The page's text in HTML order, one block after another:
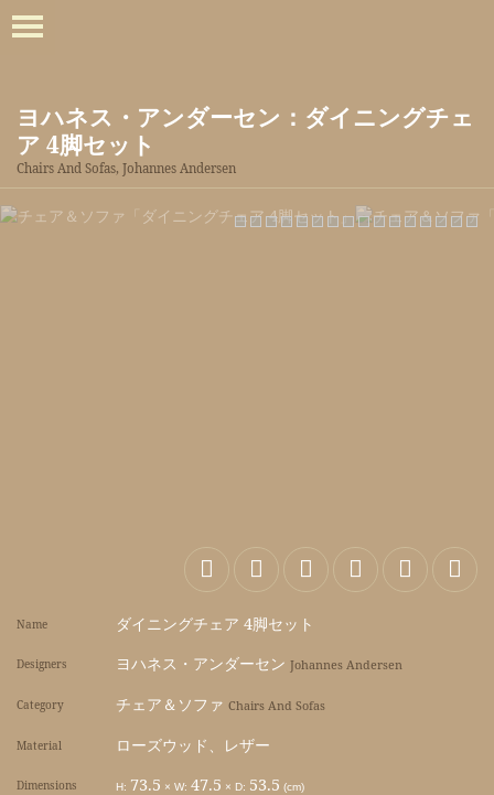
ヨハネス・アンダーセン：ダイニングチェ
ア 4脚セット
Chairs And Sofas, Johannes Andersen
Name ダイニングチェア 4脚セット
Designers ヨハネス・アンダーセン Johannes Andersen
Category チェア＆ソファ Chairs And Sofas
Material ローズウッド、レザー
Dimensions H: 73.5 × W: 47.5 × D: 53.5 (cm)